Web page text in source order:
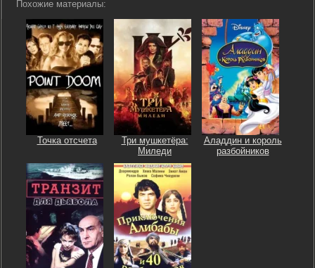
Похожие материалы:
Точка отсчета
Три мушкетёра:
Миледи
Аладдин и король
разбойников